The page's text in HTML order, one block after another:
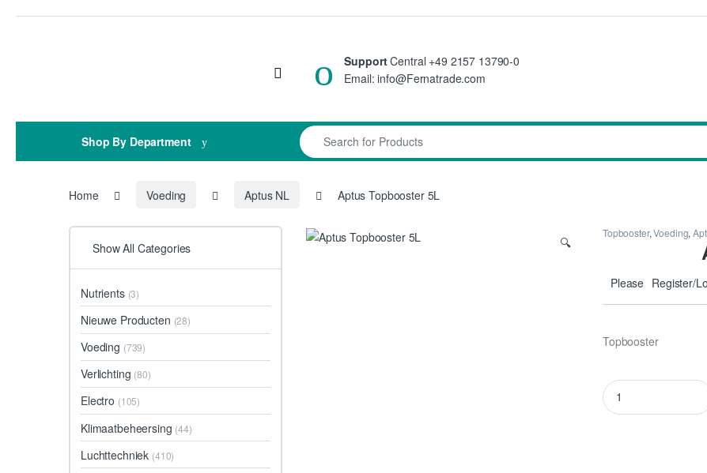
Open
SupportCentral +49 2157 13790-0
Email: info@Fernatrade.com
Shop By Department
Search for:
Home Voeding Aptus NL Aptus Topbooster 5L
🔍
Topbooster,Voeding,
Please Register/
Topbooster
Aptus Topbooster
Show All Categories
Nutrients (3)
Nieuwe Producten (28)
Voeding (739)
Verlichting (80)
Electro (105)
Klimaatbeheersing (44)
Luchttechniek (410)